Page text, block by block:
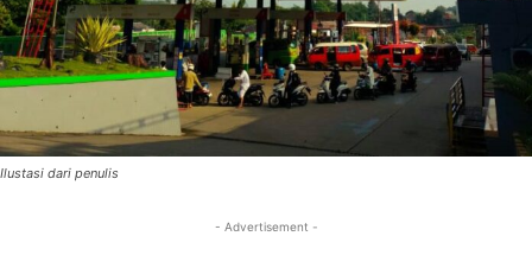
Ilustasi dari penulis
- Advertisement -